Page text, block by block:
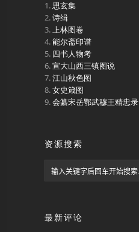
思玄集
诗缉
上林图卷
能尔斋印谱
四书人物考
宣大山西三镇图说
江山秋色图
女史箴图
会纂宋岳鄂武穆王精忠录
资源搜索
最新评论